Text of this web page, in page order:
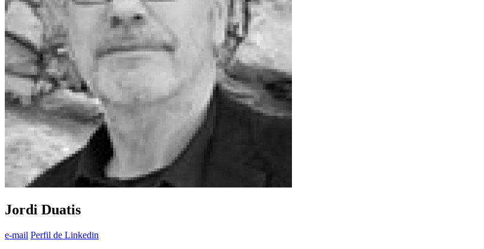
Jordi Duatis
e-mail Perfil de Linkedin